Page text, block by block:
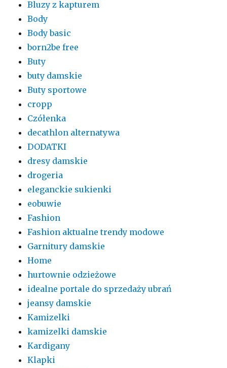
Bluzy z kapturem
Body
Body basic
born2be free
Buty
buty damskie
Buty sportowe
cropp
Czółenka
decathlon alternatywa
DODATKI
dresy damskie
drogeria
eleganckie sukienki
eobuwie
Fashion
Fashion aktualne trendy modowe
Garnitury damskie
Home
hurtownie odzieżowe
idealne portale do sprzedaży ubrań
jeansy damskie
Kamizelki
kamizelki damskie
Kardigany
Klapki